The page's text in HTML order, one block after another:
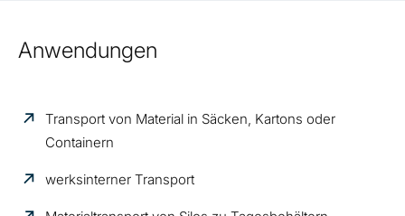
Anwendungen
Transport von Material in Säcken, Kartons oder
Containern
werksinterner Transport